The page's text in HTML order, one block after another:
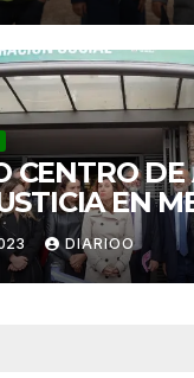
CENTRO DE
EN
DIARIOO